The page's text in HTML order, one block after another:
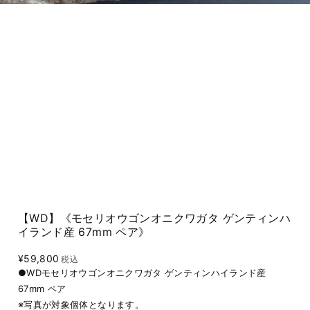
【WD】《モセリオウゴンオニクワガタ ゲンティンハ
イランド産 67mm ペア》
¥59,800 税込
●WDモセリオウゴンオニクワガタ ゲンティンハイランド産
67mm ペア
※写真が対象個体となります。